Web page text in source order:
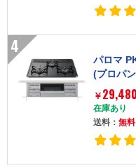
4
パロマ
(プロパ
cm)]
￥ 29,480
在庫あり
送料：無料